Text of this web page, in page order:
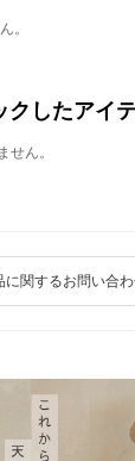
。
クしたアイ
せん。
に関するお問い合